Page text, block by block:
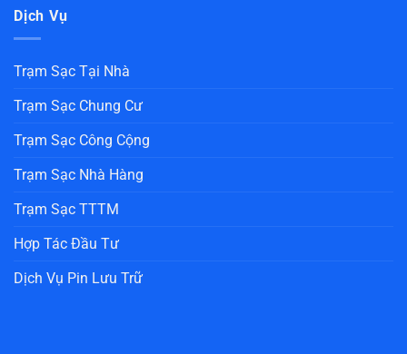
Dịch Vụ
Trạm Sạc Tại Nhà
Trạm Sạc Chung Cư
Trạm Sạc Công Cộng
Trạm Sạc Nhà Hàng
Trạm Sạc TTTM
Hợp Tác Đầu Tư
Dịch Vụ Pin Lưu Trữ